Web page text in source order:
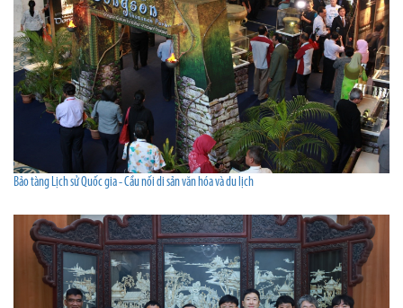
Bảo tàng Lịch sử Quốc gia - Cầu nối di sản văn hóa và du lịch